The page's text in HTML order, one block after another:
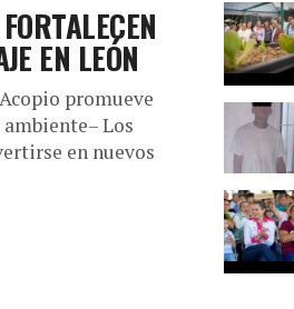
EN LEÓN
promueve
Los
en nuevos